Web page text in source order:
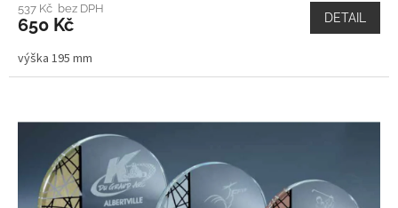
537 Kč bez DPH
650 Kč DETAIL
výška 195 mm